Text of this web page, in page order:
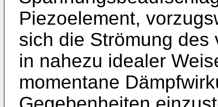
Piezoelement,
sich die Strömung des
in nahezu idealer
momentane